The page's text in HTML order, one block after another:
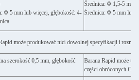
Φ 5 mm lub więcej, głębokość: 4-
Średnica: Φ 1,5-5 mm,
Średnica: Φ 5 mm lub
może produkować nici dowolnej specyfikacji i
szerokość 0,5 mm, głębokość
Barana Rapid może
części obróconych